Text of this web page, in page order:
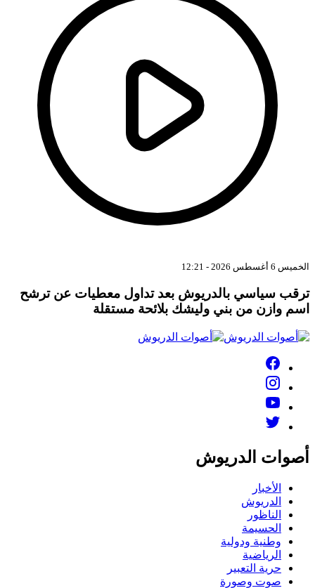
الخميس 6 أغسطس 2026 - 12:21
ترقب سياسي بالدريوش بعد تداول معطيات عن ترشح
اسم وازن من بني وليشك بلائحة مستقلة
أصوات الدريوش
الأخبار
الدريوش
الناظور
الحسيمة
وطنية ودولية
الرياضية
حرية التعبير
صوت وصورة